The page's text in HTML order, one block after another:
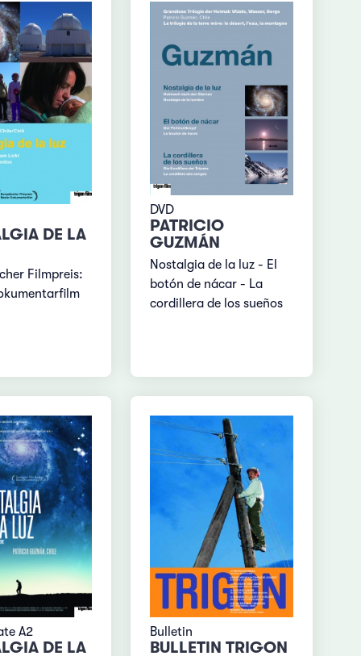
DE LA
Filmpreis:
DVD
PATRICIO
GUZMÁN
Nostalgia de la luz - El
botón de nácar - La
cordillera de los sueños
A2
DE LA
Bulletin
BULLETIN TRIGON